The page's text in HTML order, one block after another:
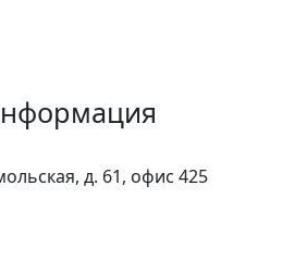
д. 61, офис 425